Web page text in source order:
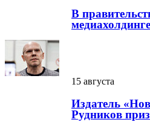
В
15 августа
Издатель
Рудников